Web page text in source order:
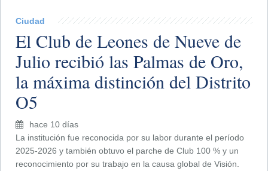
Ciudad
El Club de Leones de Nueve de
Julio recibió las Palmas de Oro,
la máxima distinción del Distrito
O5
hace 10 días
La institución fue reconocida por su labor durante el período
2025-2026 y también obtuvo el parche de Club 100 % y un
reconocimiento por su trabajo en la causa global de Visión.